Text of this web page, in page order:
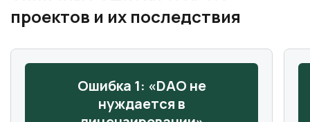
проектов и их последствия
Ошибка 1: «DAO не
нуждается в